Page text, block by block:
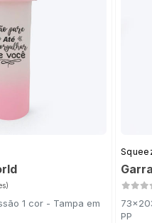
1 cor - Tampa em
PP